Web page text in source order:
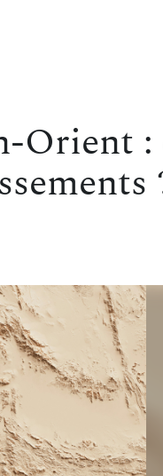
Orient :